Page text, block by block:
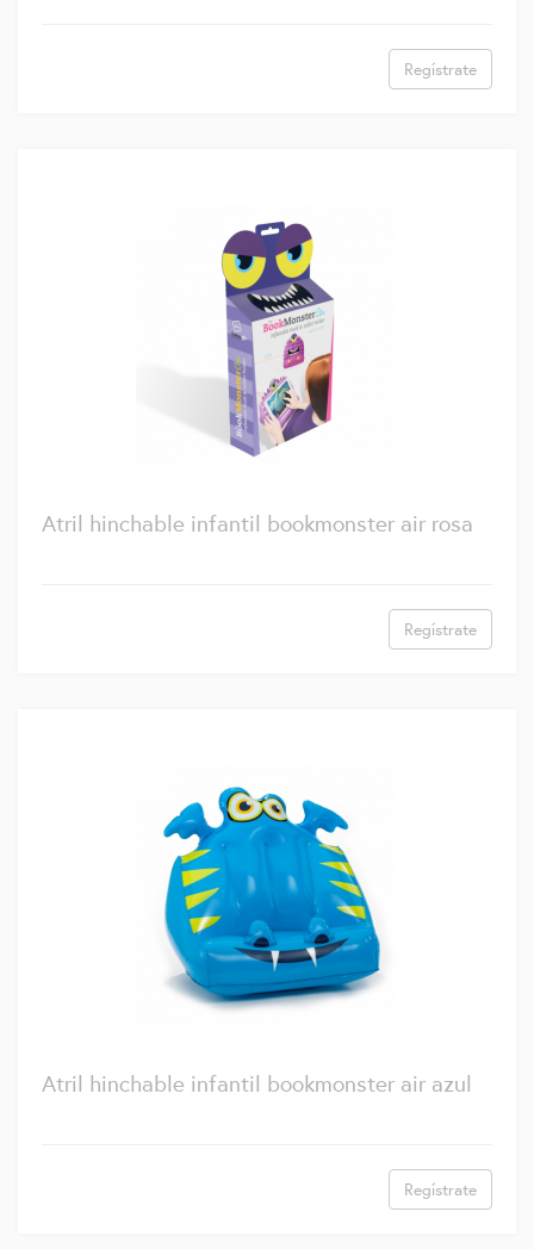
Regístrate
Atril hinchable infantil bookmonster air rosa
Regístrate
Atril hinchable infantil bookmonster air azul
Regístrate